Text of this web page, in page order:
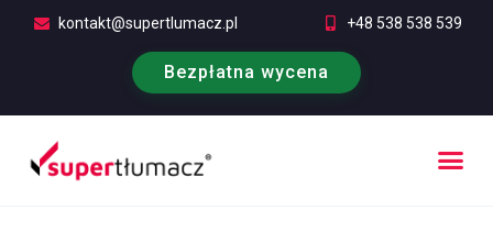
kontakt@supertlumacz.pl +48 538 538 539
Bezpłatna wycena